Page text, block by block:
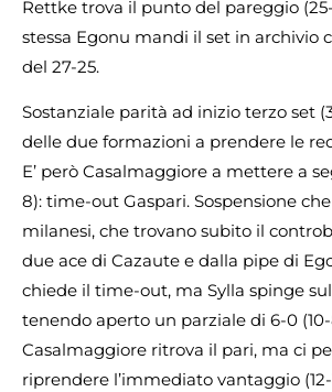
Rettke trova il punto del pareggio
stessa Egonu mandi il set in archivio
del 27-25.
Sostanziale parità ad inizio terzo set
delle due formazioni a prendere le
E’ però Casalmaggiore a mettere a
8): time-out Gaspari. Sospensione
milanesi, che trovano subito il
due ace di Cazaute e dalla pipe di
chiede il time-out, ma Sylla spinge
tenendo aperto un parziale di 6-0
Casalmaggiore ritrova il pari, ma ci
riprendere l’immediato vantaggio (12-